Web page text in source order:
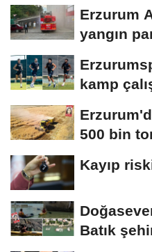
Erzurum
yangın
kamp
500 bin
Kayıp
Batık